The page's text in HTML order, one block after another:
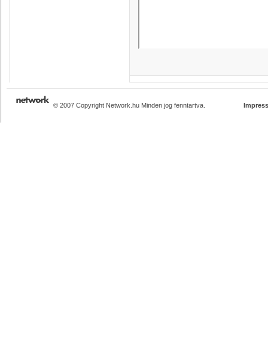
© 2007 Copyright Network.hu Minden jog fenntartva.